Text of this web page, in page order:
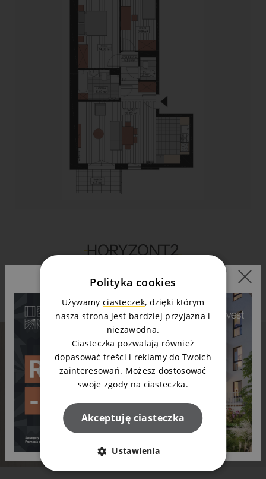
Napisz do nas
Mieszkanie Twoich marzeń? Napisz do nas!
Wioleta lub Marek odpowiedzą na Twoje pytania
Zapytaj o mieszkanie
Polityka cookies
Używamy ciasteczek, dzięki którym
nasza strona jest bardziej przyjazna i
niezawodna.
Ciasteczka pozwalają również
dopasować treści i reklamy do Twoich
zainteresowań. Możesz dostosować
swoje zgody na ciasteczka.
Akceptuję ciasteczka
Ustawienia